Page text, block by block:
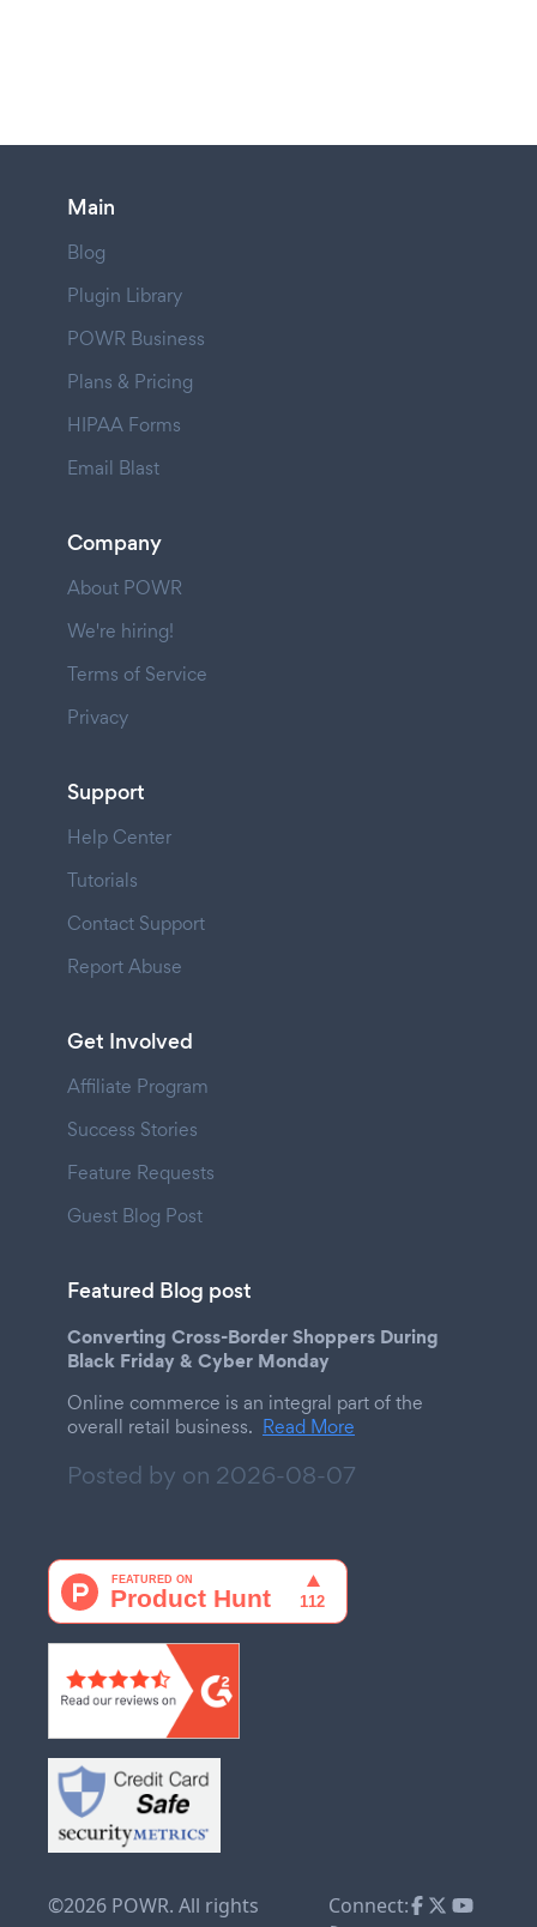
Main
Blog
Plugin Library
POWR Business
Plans & Pricing
HIPAA Forms
Email Blast
Company
About POWR
We're hiring!
Terms of Service
Privacy
Support
Help Center
Tutorials
Contact Support
Report Abuse
Get Involved
Affiliate Program
Success Stories
Feature Requests
Guest Blog Post
Featured Blog post
Converting Cross-Border Shoppers During
Black Friday & Cyber Monday
Online commerce is an integral part of the
overall retail business. Read More
Posted by on 2026-08-07
©2026 POWR. All rights
Connect: